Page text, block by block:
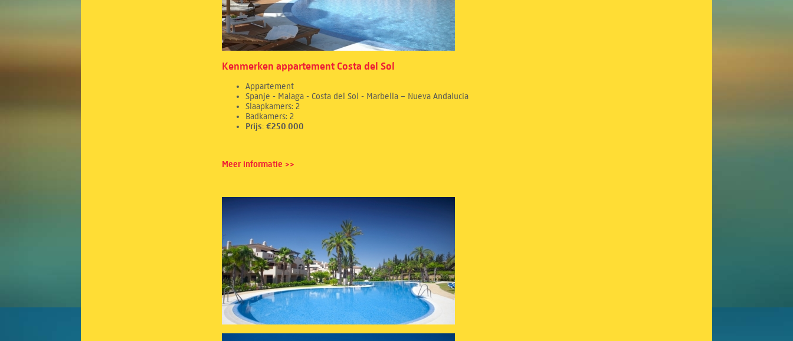
Kenmerken appartement Costa del Sol
Appartement
Spanje - Malaga - Costa del Sol - Marbella – Nueva Andalucia
Slaapkamers: 2
Badkamers: 2
Prijs: €250.000
Meer informatie >>